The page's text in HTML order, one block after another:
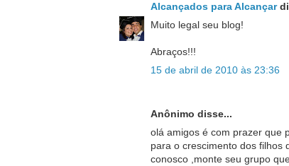
Alcançados para Alcançar
Muito legal seu blog!
Abraços!!!
15 de abril de 2010 às 23:36
Anônimo disse...
olá amigos é com prazer que
para o crescimento dos filhos
conosco ,monte seu grupo